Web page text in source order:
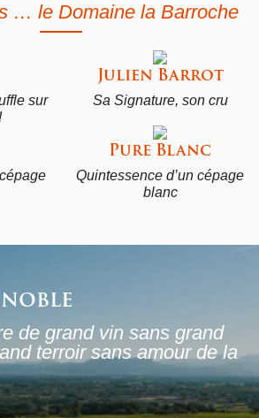
… le Domaine la Barroche
sur
Julien Barrot
Sa Signature, son cru
Pure Blanc
Quintessence d’un cépage
blanc
de grand vin sans grand
terroir sans amour de la